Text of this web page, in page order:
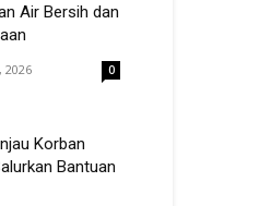
Air Bersih dan
2026 0
Korban
Bantuan